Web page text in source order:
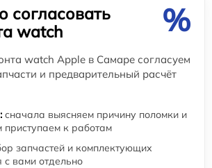
согласовать
watch
%
watch Apple в Самаре согласуем
и предварительный расчёт
сначала выясняем причину поломки и
приступаем к работам
запчастей и комплектующих
с вами отдельно